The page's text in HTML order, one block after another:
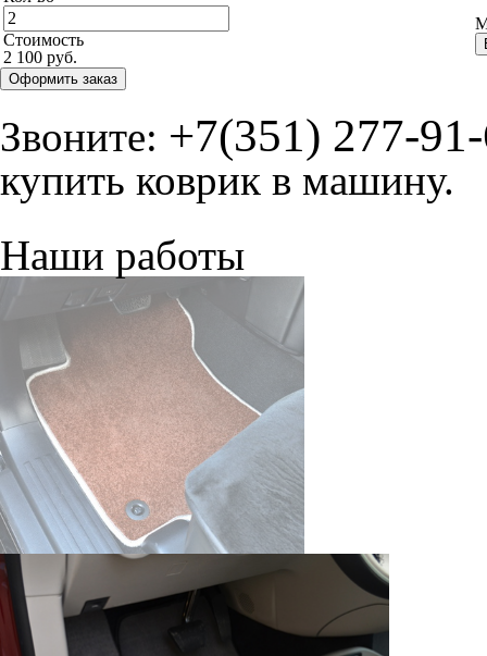
Стоимость
2 100 руб.
Оформить заказ
Звоните: +7(351) 277-
купить коврик в машину.
Наши работы